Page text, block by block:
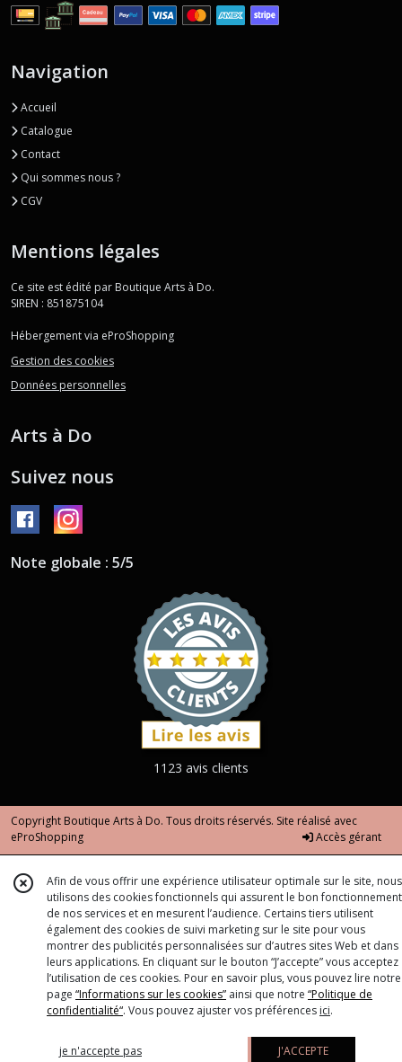
Navigation
Accueil
Catalogue
Contact
Qui sommes nous ?
CGV
Mentions légales
Ce site est édité par Boutique Arts à Do.
SIREN : 851875104
Hébergement via eProShopping
Gestion des cookies
Données personnelles
Arts à Do
Suivez nous
Note globale : 5/5
1123 avis clients
Copyright Boutique Arts à Do. Tous droits réservés. Site réalisé avec
eProShopping
Accès gérant
Afin de vous offrir une expérience utilisateur optimale sur le site, nous
utilisons des cookies fonctionnels qui assurent le bon fonctionnement
de nos services et en mesurent l’audience. Certains tiers utilisent
également des cookies de suivi marketing sur le site pour vous
montrer des publicités personnalisées sur d’autres sites Web et dans
leurs applications. En cliquant sur le bouton “J’accepte” vous acceptez
l’utilisation de ces cookies. Pour en savoir plus, vous pouvez lire notre
page “Informations sur les cookies” ainsi que notre “Politique de
confidentialité“. Vous pouvez ajuster vos préférences ici.
je n'accepte pas J'ACCEPTE